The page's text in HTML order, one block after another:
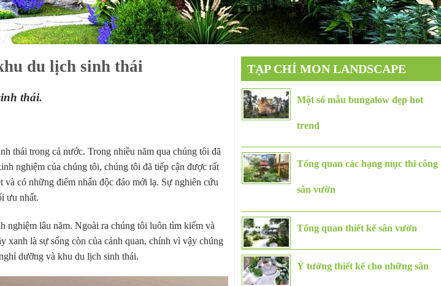
du lịch sinh thái
thái.
thái trong cả nước. Trong nhiều năm qua chúng tôi đã
nghiệm của chúng tôi, chúng tôi đã tiếp cận được rất
có những điểm nhấn độc đáo mới lạ. Sự nghiên cứu
ưu nhất.
nghiệm lâu năm. Ngoài ra chúng tôi luôn tìm kiếm và
là sự sống còn của cảnh quan, chính vì vậy chúng
dưỡng và khu du lịch sinh thái.
TẠP CHÍ MON LANDSCAPE
Một số mẫu bungalow đẹp hot
trend
Tổng quan các hạng mục thi công
sân vườn
Tổng quan thiết kế sân vườn
Ý tưởng thiết kế cho những sân